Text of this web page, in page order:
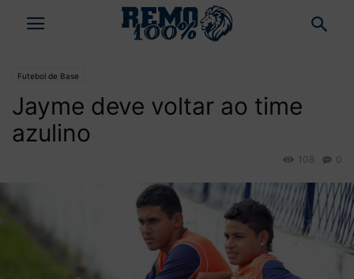
Futebol de Base
Jayme deve voltar ao time
azulino
0
108